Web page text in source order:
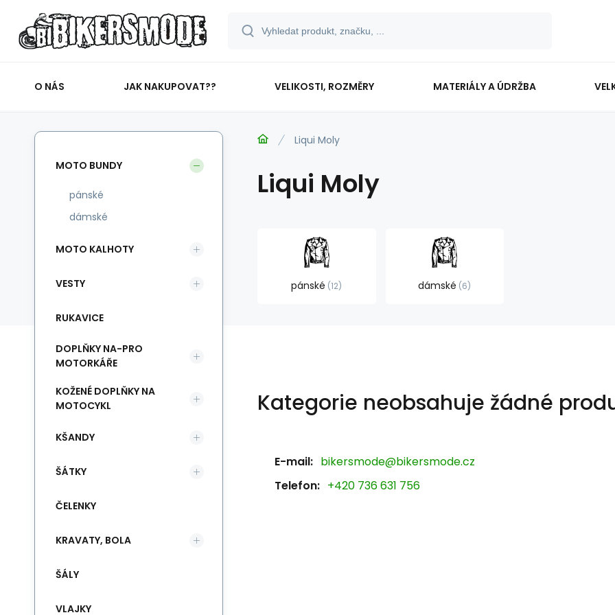
O NÁS JAK NAKUPOVAT?? VELIKOSTI, ROZMĚRY MATERIÁLY A ÚDRŽBA
Liqui Moly
Liqui Moly
pánské 12 dámské 6
Kategorie neobsahuje žádné
E-mail: bikersmode@bikersmode.cz
Telefon: +420 736 631 756
MOTO BUNDY
pánské
dámské
MOTO KALHOTY
VESTY
RUKAVICE
DOPLŇKY NA-PRO
MOTORKÁŘE
KOŽENÉ DOPLŇKY NA
MOTOCYKL
KŠANDY
ŠÁTKY
ČELENKY
KRAVATY, BOLA
ŠÁLY
VLAJKY